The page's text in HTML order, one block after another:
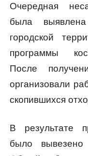
Очередная
была
городской
программы
После
организовали
скопившихся
В результате
было